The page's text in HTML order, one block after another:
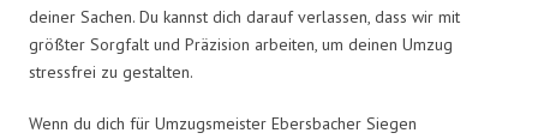
deiner Sachen. Du kannst dich darauf verlassen, dass wir mit
größter Sorgfalt und Präzision arbeiten, um deinen Umzug
stressfrei zu gestalten.
Wenn du dich für Umzugsmeister Ebersbacher Siegen